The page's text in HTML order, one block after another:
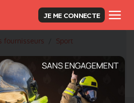
JE ME CONNECTE
fournisseurs
Sport
addict forme les EAP à
au Sandbag